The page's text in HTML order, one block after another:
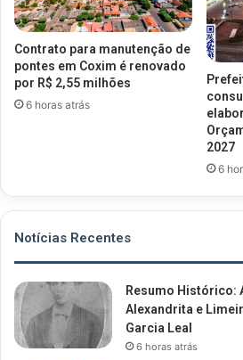
Contrato para manutenção de
pontes em Coxim é renovado
por R$ 2,55 milhões
6 horas atrás
2027
6
Notícias Recentes
Resumo Histórico:
Alexandrita e
Garcia Leal
6 horas atrás